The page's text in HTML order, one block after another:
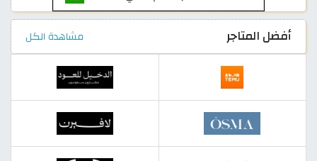
أفضل المتاجر مشاهدة الكل